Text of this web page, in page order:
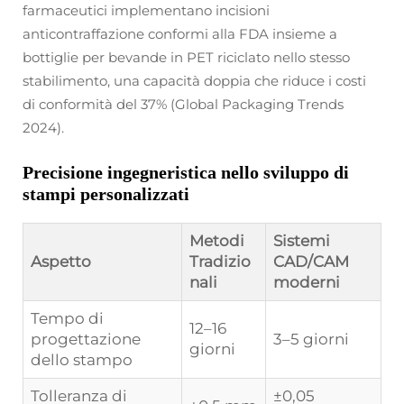
farmaceutici implementano incisioni
anticontraffazione conformi alla FDA insieme a
bottiglie per bevande in PET riciclato nello stesso
stabilimento, una capacità doppia che riduce i costi
di conformità del 37% (Global Packaging Trends
2024).
Precisione ingegneristica nello sviluppo di
stampi personalizzati
Aspetto
Metodi
Tradizio
nali
Sistemi
CAD/CAM
moderni
Tempo di
progettazione
dello stampo
12–16
giorni
3–5 giorni
Tolleranza di ±0,05